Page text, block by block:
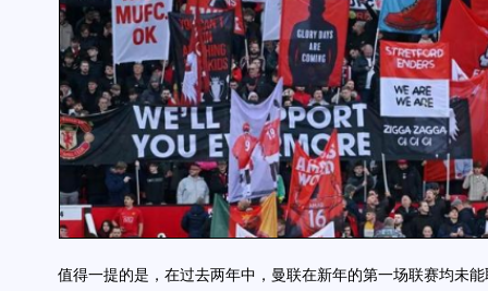
值得一提的是，在过去两年中，曼联在新年的第一场联赛均未能